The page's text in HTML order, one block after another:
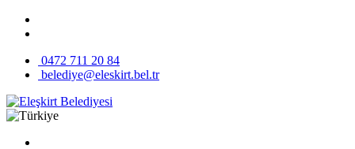
0472 711 20 84
belediye@eleskirt.bel.tr